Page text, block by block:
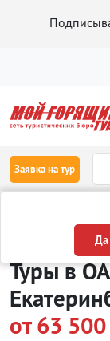
Заявка на тур
Да
Туры в
от 63